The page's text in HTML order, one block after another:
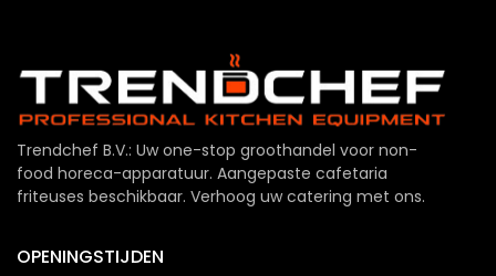
Trendchef B.V.: Uw one-stop groothandel voor non-
food horeca-apparatuur. Aangepaste cafetaria
friteuses beschikbaar. Verhoog uw catering met ons.
OPENINGSTIJDEN